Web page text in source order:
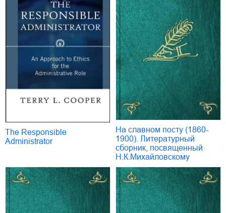
The Responsible
Administrator
На славном посту (1860-
1900). Литературный
сборник, посвященный
Н.К.Михайловскому